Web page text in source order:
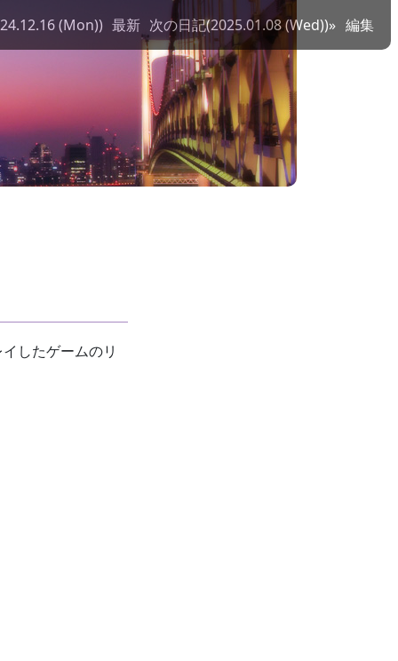
(Mon)) 最新 次の日記(2025.01.08 (Wed))» 編集
したゲームのリ